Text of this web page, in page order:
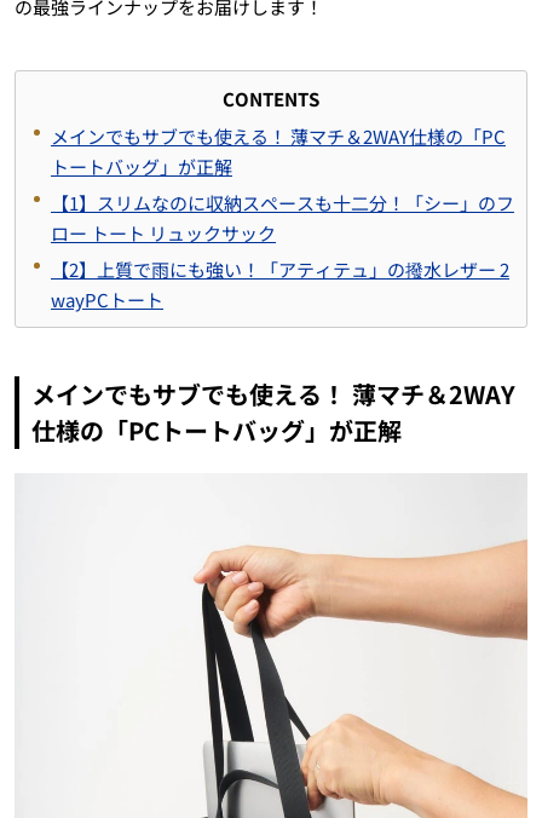
の最強ラインナップをお届けします！
CONTENTS
メインでもサブでも使える！ 薄マチ＆2WAY仕様の「PC
トートバッグ」が正解
【1】スリムなのに収納スペースも十二分！「シー」のフ
ロー トート リュックサック
【2】上質で雨にも強い！「アティテュ」の撥水レザー 2
wayPCトート
メインでもサブでも使える！ 薄マチ＆2WAY
仕様の「PCトートバッグ」が正解